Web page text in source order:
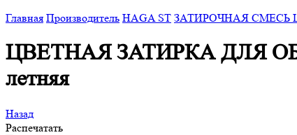
Главная Производитель HAGA ST ЗАТИРОЧНАЯ СМЕСЬ
ЦВЕТНАЯ ЗАТИРКА ДЛЯ
летняя
Назад
Распечатать